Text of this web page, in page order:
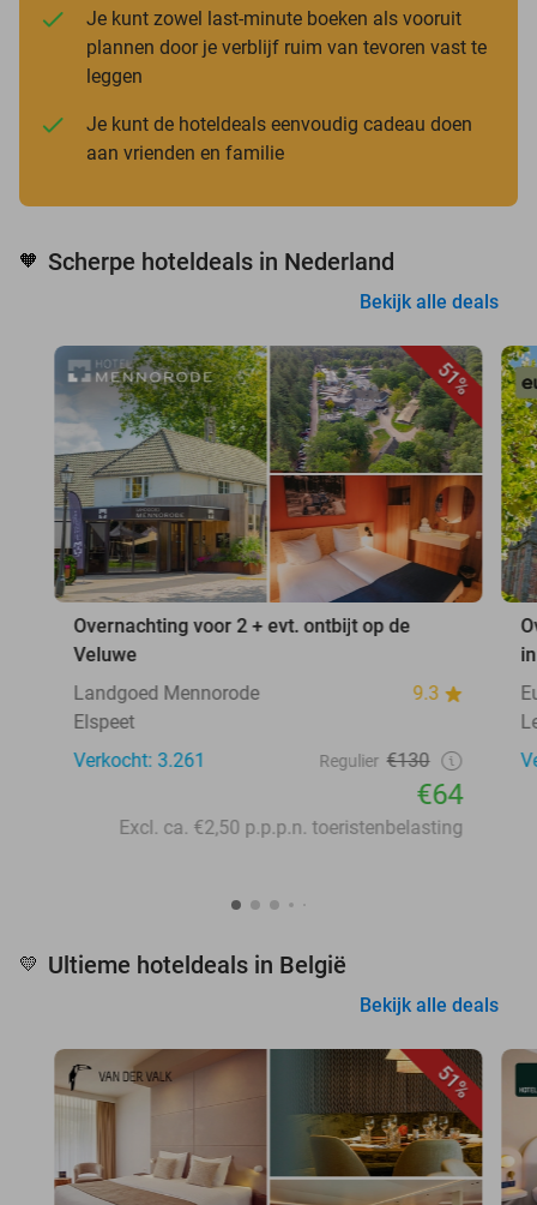
Je kunt zowel last-minute boeken als vooruit
plannen door je verblijf ruim van tevoren vast te
leggen
Je kunt de hoteldeals eenvoudig cadeau doen
aan vrienden en familie
🧡 Scherpe hoteldeals in Nederland
Bekijk alle deals
51%
Overnachting voor 2 + evt. ontbijt op de
Veluwe
Landgoed Mennorode
9.3
Elspeet
Verkocht: 3.261
Regulier €130
€64
Excl. ca. €2,50 p.p.p.n. toeristenbelasting
💛 Ultieme hoteldeals in België
Bekijk alle deals
51%